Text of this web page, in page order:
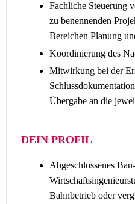
Fachliche Steuerung
zu benennenden
Bereichen Planung
Koordinierung des
Mitwirkung bei der
Übergabe an die
DEIN PROFIL
Abgeschlossenes
Bahnbetrieb oder